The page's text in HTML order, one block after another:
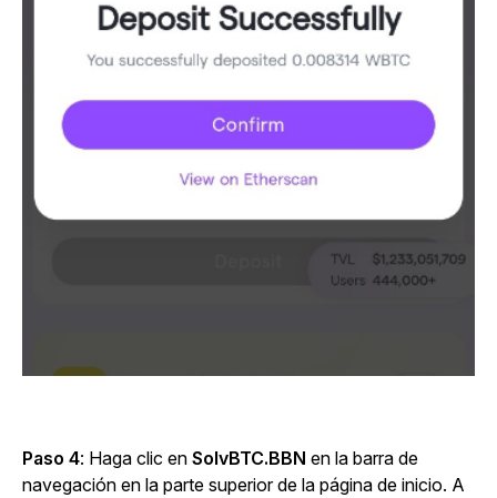
Paso 4: Haga clic en SolvBTC.BBN en la barra de
navegación en la parte superior de la página de inicio. A